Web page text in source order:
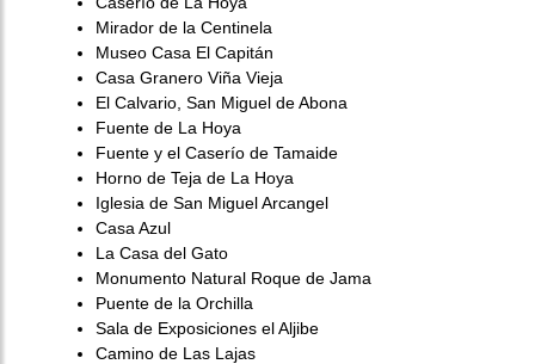
Mirador de la Centinela
Museo Casa El Capitán
Casa Granero Viña Vieja
El Calvario, San Miguel de Abona
Fuente de La Hoya
Fuente y el Caserío de Tamaide
Horno de Teja de La Hoya
Iglesia de San Miguel Arcangel
Casa Azul
La Casa del Gato
Monumento Natural Roque de Jama
Puente de la Orchilla
Sala de Exposiciones el Aljibe
Camino de Las Lajas